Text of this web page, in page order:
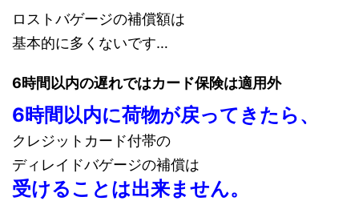
ロストバゲージの補償額は
基本的に多くないです…
6時間以内の遅れではカード保険は適用外
6時間以内に荷物が戻ってきたら、
クレジットカード付帯の
ディレイドバゲージの補償は
受けることは出来ません。